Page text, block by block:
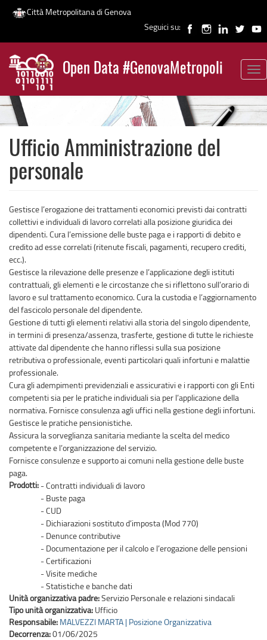
Salta
contenuto
principale
Città Metropolitana di Genova
Seguici su:
Open Data #GenovaMetropoli
News
Ufficio Amministrazione del
personale
Gestisce l’erogazione dei trattamenti economici previsti dai contratti
collettivi e individuali di lavoro correlati alla posizione giuridica dei
dipendenti. Cura l’emissione delle buste paga e i rapporti di debito e
credito ad esse correlati (ritenute fiscali, pagamenti, recupero crediti,
ecc.).
Gestisce la rilevazione delle presenze e l’applicazione degli istituti
contrattuali, gli elementi e le circostanze che si riflettono sull’orario di
lavoro e sul trattamento economico. Cura la custodia e l’aggiornamento
del fascicolo personale del dipendente.
Gestione di tutti gli elementi relativi alla storia del singolo dipendente,
in termini di presenza/assenza, trasferte, gestione di tutte le richieste
attivate dal dipendente che hanno riflessi sulla sua posizione
retributiva o professionale, eventi particolari quali infortuni e malattie
professionale.
Cura gli adempimenti previdenziali e assicurativi e i rapporti con gli Enti
competenti sia per le pratiche individuali sia per l’applicazione della
normativa. Fornisce consulenza agli uffici nella gestione degli infortuni.
Gestisce le pratiche pensionistiche.
Assicura la sorveglianza sanitaria mediante la scelta del medico
competente e l’organizzazione del servizio.
Fornisce consulenze e supporto ai comuni nella gestione delle buste
paga.
Prodotti: - Contratti individuali di lavoro
- Buste paga
- CUD
- Dichiarazioni sostituto d’imposta (Mod 770)
- Denunce contributive
- Documentazione per il calcolo e l’erogazione delle pensioni
- Certificazioni
- Visite mediche
- Statistiche e banche dati
Unità organizzativa padre:Servizio Personale e relazioni sindacali
Tipo unità organizzativa: Ufficio
Responsabile: MALVEZZI MARTA | Posizione Organizzativa
Decorrenza:01/06/2025